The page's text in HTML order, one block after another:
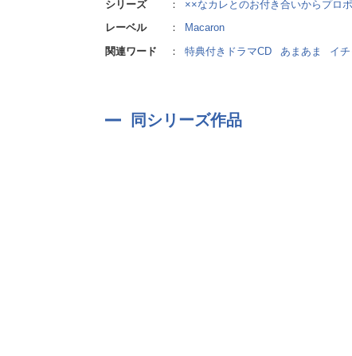
いつも周囲の学生が絵の具を捨てるタイミング
お金はないが、自分に出来る精一杯のことをし
「幸せすぎて、怖いくらいだ……こんなのが普通
「結婚式は挙げなくていいって言ってたよな
シリーズ
：
××なカレとのお付き合いからプロ
レーベル
：
Macaron
関連ワード
： 特典付きドラマCD あまあま イ
同シリーズ作品